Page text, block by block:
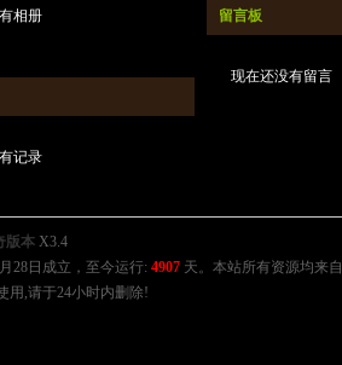
相册
记录
留言板
现在还没有留言
版本 X3.4
28日成立，至今运行: 4907 天。本站所有资源均来自
用,请于24小时内删除!